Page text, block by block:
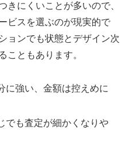
きにくいことが多いので、
ビスを選ぶのが現実的で
ョンでも状態とデザイン次
こともあります。
に強い、金額は控えめに
でも査定が細かくなりや